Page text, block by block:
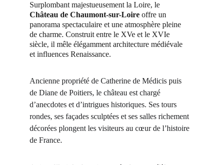
Surplombant majestueusement la Loire, le
Château de Chaumont-sur-Loire offre un
panorama spectaculaire et une atmosphère pleine
de charme. Construit entre le XVe et le XVIe
siècle, il mêle élégamment architecture médiévale
et influences Renaissance.
Ancienne propriété de Catherine de Médicis puis
de Diane de Poitiers, le château est chargé
d’anecdotes et d’intrigues historiques. Ses tours
rondes, ses façades sculptées et ses salles richement
décorées plongent les visiteurs au cœur de l’histoire
de France.